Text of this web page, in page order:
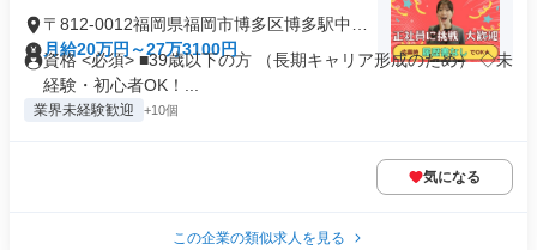
〒812-0012福岡県福岡市博多区博多駅中央
街
月給20万円～27万3100円
資格 <必須> ■39歳以下の方 （長期キャリア形成のため） ◇未
経験・初心者OK！...
業界未経験歓迎 +10個
気になる
この企業の類似求人を見る